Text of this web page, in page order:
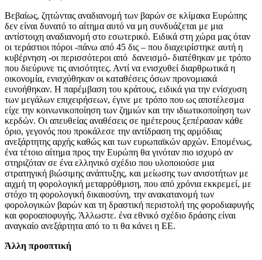
Βεβαίως, ζητώντας αναδιανομή των βαρών σε κλίμακα Ευρώπης
δεν είναι δυνατό το αίτημα αυτό να μη συνδυάζεται με μια
αντίστοιχη αναδιανομή στο εσωτερικό. Ειδικά στη χώρα μας όταν
οι τεράστιοι πόροι -πάνω από 45 δις – που διαχειρίστηκε αυτή η
κυβέρνηση -οι περισσότεροι από δανεισμό- διατέθηκαν με τρόπο
που διεύρυνε τις ανισότητες. Αντί να ενισχυθεί διαρθρωτικά η
οικονομία, ενισχύθηκαν οι καταθέσεις όσων προνομιακά
ευνοήθηκαν. Η παρέμβαση του κράτους, ειδικά για την ενίσχυση
των μεγάλων επιχειρήσεων, έγινε με τρόπο που ως αποτέλεσμα
είχε την κοινωνικοποίηση των ζημιών και την ιδιωτικοποίηση των
κερδών. Οι απευθείας αναθέσεις σε ημέτερους ξεπέρασαν κάθε
όριο, γεγονός που προκάλεσε την αντίδραση της αρμόδιας
ανεξάρτητης αρχής καθώς και των ευρωπαϊκών αρχών. Επομένως,
ένα τέτοιο αίτημα προς την Ευρώπη θα γινόταν πιο ισχυρό αν
στηριζόταν σε ένα ελληνικό σχέδιο που υλοποιούσε μια
στρατηγική βιώσιμης ανάπτυξης, και μείωσης των ανισοτήτων με
αιχμή τη φορολογική μεταρρύθμιση, που από χρόνια εκκρεμεί, με
στόχο τη φορολογική δικαιοσύνη, την ανακατανομή των
φορολογικών βαρών και τη δραστική περιστολή της φοροδιαφυγής
και φοροαποφυγής. Άλλωστε. ένα εθνικό σχέδιο δράσης είναι
αναγκαίο ανεξάρτητα από το τι θα κάνει η ΕΕ.
Άλλη προοπτική